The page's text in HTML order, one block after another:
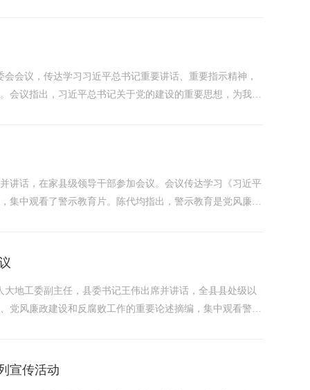
会议，传达学习习近平总书记重要讲话、重要指示精神，
会议指出，习近平总书记关于党的建设的重要思想，为我们
讲话，在家县级领导干部参加会议。会议传达学习《习近平
集中观看了警示教育片。陈代均指出，警示教育是党风廉政
地工委副主任，县委书记王伟出席并讲话，全县县处级以
党风廉政建设和反腐败工作的重要论述摘编，集中观看警示
宣传活动